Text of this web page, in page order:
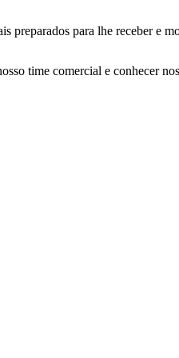
preparados para lhe receber e
time comercial e conhecer